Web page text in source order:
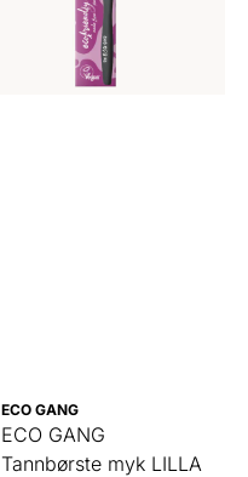
ECO GANG
ECO GANG
Tannbørste myk LILLA